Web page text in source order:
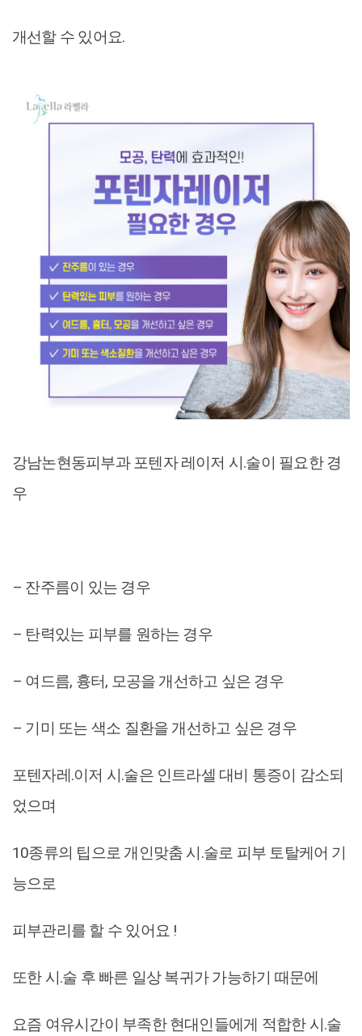
개선할 수 있어요.
강남논현동피부과 포텐자 레이저 시.술이 필요한 경
우
– 잔주름이 있는 경우
– 탄력있는 피부를 원하는 경우
– 여드름, 흉터, 모공을 개선하고 싶은 경우
– 기미 또는 색소 질환을 개선하고 싶은 경우
포텐자레.이저 시.술은 인트라셀 대비 통증이 감소되
었으며
10종류의 팁으로 개인맞춤 시.술로 피부 토탈케어 기
능으로
피부관리를 할 수 있어요 !
또한 시.술 후 빠른 일상 복귀가 가능하기 때문에
요즘 여유시간이 부족한 현대인들에게 적합한 시.술